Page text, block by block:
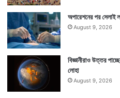
অপারেশনের পর সেলাই
August 9, 2026
বিজ্ঞানীরাও উত্তর
লোহা
August 9, 2026